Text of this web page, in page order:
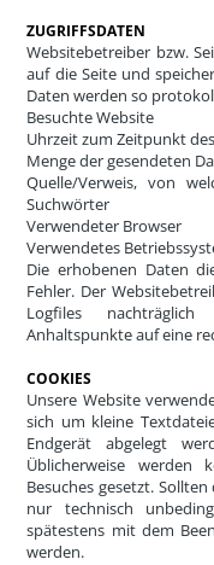
ZUGRIFFSDATEN
Websitebetreiber bzw.
auf die Seite und
Daten werden so
Besuchte Website
Uhrzeit zum Zeitpunkt
Menge der gesendeten
Quelle/Verweis, von
Suchwörter
Verwendeter Browser
Verwendetes
Die erhobenen Daten
Fehler. Der
Logfiles
Anhaltspunkte auf eine
COOKIES
Unsere Website
sich um kleine
Endgerät abgelegt
Üblicherweise werden
Besuches gesetzt.
nur technisch
spätestens mit dem
werden.